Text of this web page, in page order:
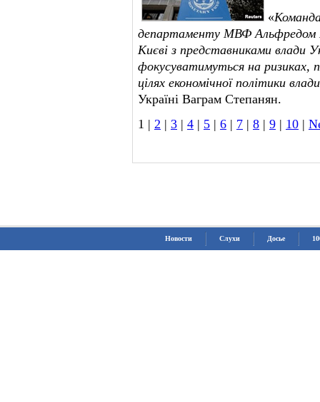
«
департаменту МВФ Альфредом
Києві з представниками влади
фокусуватимуться на ризиках,
цілях економічної політики влади
Україні Ваграм Степанян.
1 | 2 | 3 | 4 | 5 | 6 | 7 | 8 | 9 | 10 |
Новости Слухи Досье